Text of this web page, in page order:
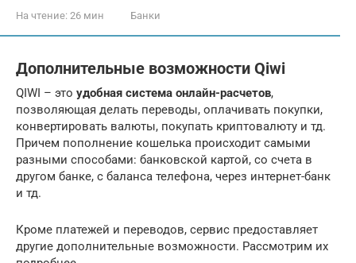
На чтение: 26 мин Банки
Дополнительные возможности Qiwi
QIWI – это удобная система онлайн-расчетов,
позволяющая делать переводы, оплачивать покупки,
конвертировать валюты, покупать криптовалюту и тд.
Причем пополнение кошелька происходит самыми
разными способами: банковской картой, со счета в
другом банке, с баланса телефона, через интернет-банк
и тд.
Кроме платежей и переводов, сервис предоставляет
другие дополнительные возможности. Рассмотрим их